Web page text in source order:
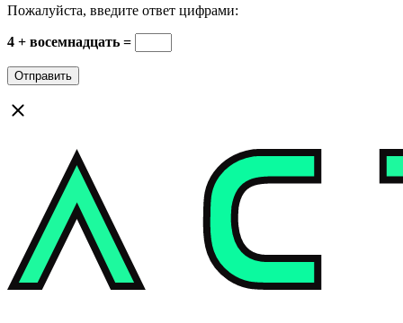
Пожалуйста, введите ответ цифрами:
4 + восемнадцать =